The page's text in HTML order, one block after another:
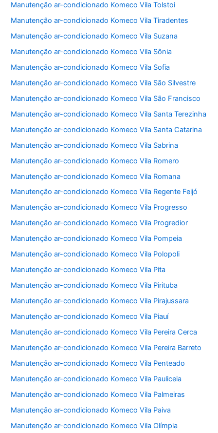
Manutenção ar-condicionado Komeco Vila Tolstoi
Manutenção ar-condicionado Komeco Vila Tiradentes
Manutenção ar-condicionado Komeco Vila Suzana
Manutenção ar-condicionado Komeco Vila Sônia
Manutenção ar-condicionado Komeco Vila Sofia
Manutenção ar-condicionado Komeco Vila São Silvestre
Manutenção ar-condicionado Komeco Vila São Francisco
Manutenção ar-condicionado Komeco Vila Santa Terezinha
Manutenção ar-condicionado Komeco Vila Santa Catarina
Manutenção ar-condicionado Komeco Vila Sabrina
Manutenção ar-condicionado Komeco Vila Romero
Manutenção ar-condicionado Komeco Vila Romana
Manutenção ar-condicionado Komeco Vila Regente Feijó
Manutenção ar-condicionado Komeco Vila Progresso
Manutenção ar-condicionado Komeco Vila Progredior
Manutenção ar-condicionado Komeco Vila Pompeia
Manutenção ar-condicionado Komeco Vila Polopoli
Manutenção ar-condicionado Komeco Vila Pita
Manutenção ar-condicionado Komeco Vila Pirituba
Manutenção ar-condicionado Komeco Vila Pirajussara
Manutenção ar-condicionado Komeco Vila Piauí
Manutenção ar-condicionado Komeco Vila Pereira Cerca
Manutenção ar-condicionado Komeco Vila Pereira Barreto
Manutenção ar-condicionado Komeco Vila Penteado
Manutenção ar-condicionado Komeco Vila Pauliceia
Manutenção ar-condicionado Komeco Vila Palmeiras
Manutenção ar-condicionado Komeco Vila Paiva
Manutenção ar-condicionado Komeco Vila Olímpia